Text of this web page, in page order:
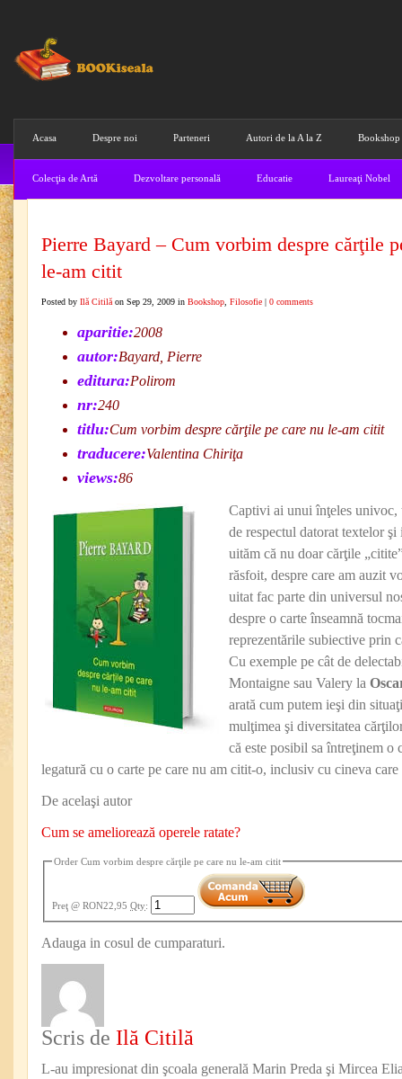
Acasa Despre noi Parteneri Autori de la A la Z Bookshop
Colecţia de Artă Dezvoltare personală Educatie Laureaţi Nobel
Pierre Bayard – Cum vorbim despre cărţile
le-am citit
Posted by Ilă Citilă on Sep 29, 2009 in Bookshop Filosofie | 0 comments
aparitie:2008
autor:Bayard, Pierre
editura:Polirom
nr:240
titlu:Cum vorbim despre cărţile pe care nu le-am citit
traducere:Valentina Chiriţa
views:86
Captivi ai unui înţeles
de respectul datorat textelor
uităm că nu doar cărţile
răsfoit, despre care am auzit
uitat fac parte din universul
despre o carte înseamnă
reprezentările subiective prin
Cu exemple pe cât de
Montaigne sau Valery la
arată cum putem ieşi din
mulţimea şi diversitatea
că este posibil sa întreţinem o
legatură cu o carte pe care nu am citit-o, inclusiv cu cineva
De acelaşi autor
Cum se ameliorează operele ratate?
Order Cum vorbim despre cărţile pe care nu le-am citit
Preţ @ RON22,95 Qty:
Adauga in cosul de cumparaturi.
Scris de Ilă Citilă
L-au impresionat din şcoala generală Marin Preda şi Mircea